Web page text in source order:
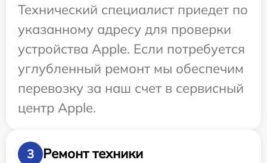
Технический специалист приедет по
указанному адресу для проверки
устройства Apple. Если потребуется
углубленный ремонт мы обеспечим
перевозку за наш счет в сервисный
центр Apple.
3
Ремонт техники